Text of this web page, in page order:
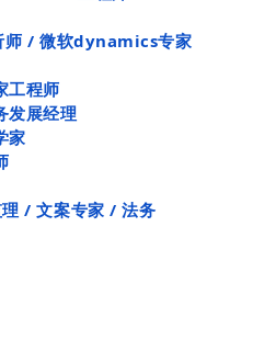
师 / 微软dynamics专家
工程师
发展经理
家
/ 文案专家 / 法务